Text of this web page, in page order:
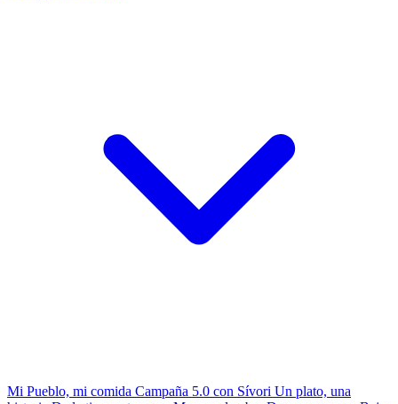
Mi Pueblo, mi comida Campaña 5.0 con Sívori Un plato, una